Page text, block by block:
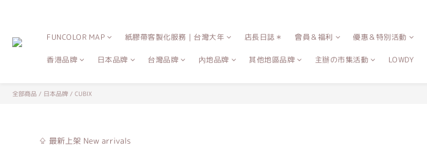
FUNCOLOR MAP 紙膠帶客製化服務｜台灣大年 店長日誌＊ 會員＆福利 優惠＆特別活動
香港品牌 日本品牌 台灣品牌 內地品牌 其他地區品牌 主辦の市集活動 LOWDY
全部商品 / 日本品牌 / CUBIX
⇪ 最新上架 New arrivals